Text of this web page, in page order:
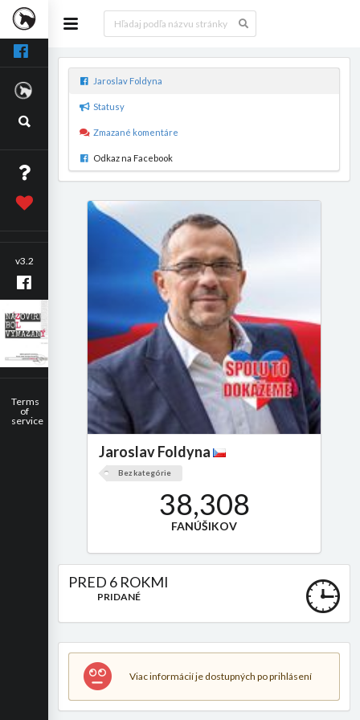
v3.2
Terms
of
service
Jaroslav Foldyna
Statusy
Zmazané komentáre
Odkaz na Facebook
Jaroslav Foldyna
Bez kategórie
38,308
FANÚŠIKOV
PRED 6 ROKMI
PRIDANÉ
Viac informácií je dostupných po prihlásení